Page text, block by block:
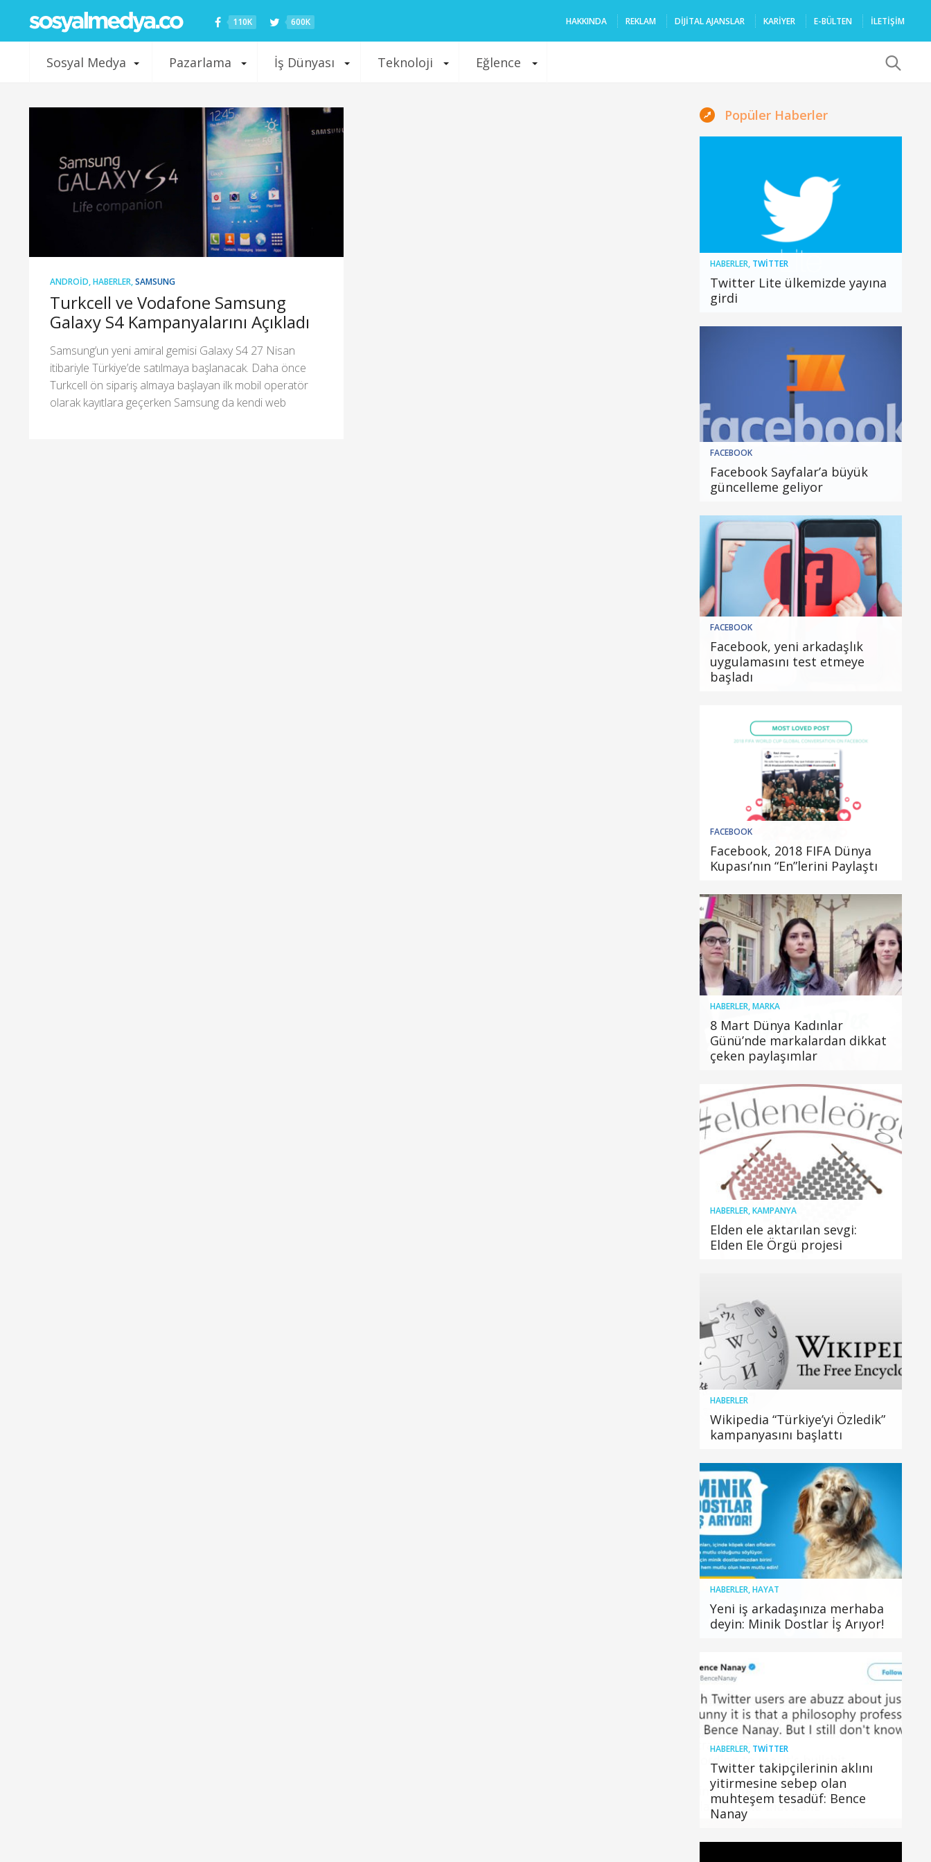
110K 600K HAKKINDA REKLAM DIJITAL AJANSLAR KARIYER E-BÜLTEN İLETİŞİM
Sosyal Medya Pazarlama İş Dünyası Teknoloji Eğlence
ANDROID,HABERLER,SAMSUNG
Turkcell ve Vodafone Samsung
Galaxy S4 Kampanyalarını Açıkladı
Samsung’un yeni amiral gemisi Galaxy S4 27 Nisan
itibariyle Türkiye’de satılmaya başlanacak. Daha önce
Turkcell ön sipariş almaya başlayan ilk mobil operatör
olarak kayıtlara geçerken Samsung da kendi web
Popüler Haberler
HABERLER, TWITTER
Twitter Lite ülkemizde yayına
girdi
FACEBOOK
Facebook Sayfalar’a büyük
güncelleme geliyor
FACEBOOK
Facebook, yeni arkadaşlık
uygulamasını test etmeye
başladı
FACEBOOK
Facebook, 2018 FIFA Dünya
Kupası’nın “En”lerini Paylaştı
HABERLER,MARKA
8 Mart Dünya Kadınlar
Günü’nde markalardan dikkat
çeken paylaşımlar
HABERLER,KAMPANYA
Elden ele aktarılan sevgi:
Elden Ele Örgü projesi
HABERLER
Wikipedia “Türkiye’yi Özledik”
kampanyasını başlattı
HABERLER,HAYAT
Yeni iş arkadaşınıza merhaba
deyin: Minik Dostlar İş Arıyor!
HABERLER, TWITTER
Twitter takipçilerinin aklını
yitirmesine sebep olan
muhteşem tesadüf: Bence
Nanay